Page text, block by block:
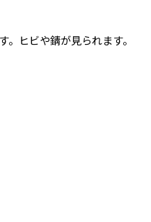
ヒビや錆が見られます。